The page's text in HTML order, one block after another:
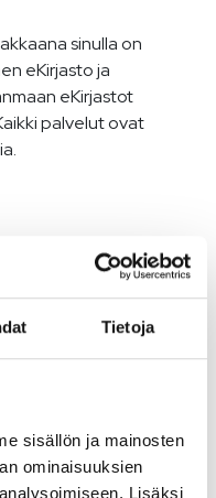
Tietoja
sisällön ja mainosten
ominaisuuksien
Lisäksi
sinulla on
eKirjasto ja
eKirjastot
palvelut ovat
kuuluu
kolme
sanoma- ja